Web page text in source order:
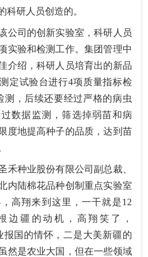
科研人员创造的。
司的创新实验室，科研人员
实验和检测工作。集团管理中
介绍，科研人员培育出的新品
定试验台进行4项质量指标检
测，后续还要经过严格的病虫
数据监测，筛选掉弱苗和病
度地提高种子的品质，达到苗
种业股份有限公司副总裁、
内陆棉花品种创制重点实验室
高翔来到这里，一干就是12
边疆的动机，高翔笑了，
报国的情怀，二是大美新疆的
然是农业大国，但在一些领域